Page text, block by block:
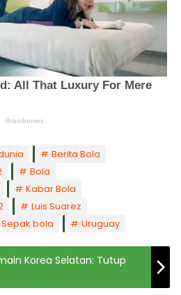
Berita Bola
Bola
Kabar Bola
Luis Suarez
Sepak bola Uruguay
Korea Selatan: Tutup